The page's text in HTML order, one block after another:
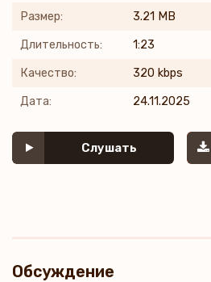
Размер: 3.21 MB
Длительность: 1:23
Качество: 320 kbps
Дата: 24.11.2025
Слушать
Обсуждение